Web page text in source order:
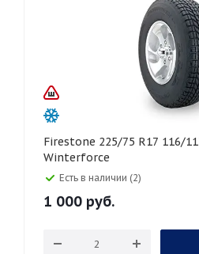
Firestone 225/75 R17 116/113R Firestone
Winterforce
Есть в наличии (2)
1 000 руб.